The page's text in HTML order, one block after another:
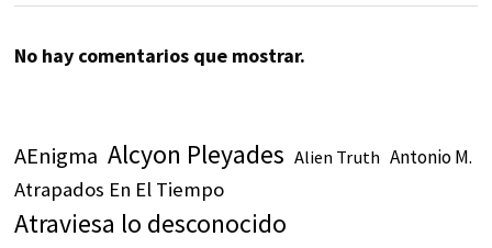
No hay comentarios que mostrar.
AEnigma Alcyon Pleyades Alien Truth Antonio M.
Atrapados En El Tiempo
Atraviesa lo desconocido